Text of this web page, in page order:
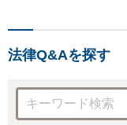
法律Q&Aを探す